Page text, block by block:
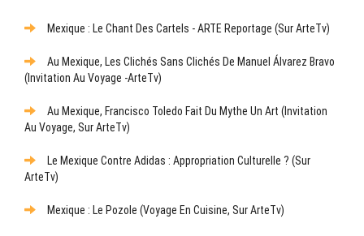
Mexique : Le Chant Des Cartels - ARTE Reportage (sur ArteTv)
Au Mexique, Les Clichés Sans Clichés De Manuel Álvarez Bravo
(Invitation Au Voyage -ArteTv)
Au Mexique, Francisco Toledo Fait Du Mythe Un Art (Invitation
Au Voyage, Sur ArteTv)
Le Mexique Contre Adidas : Appropriation Culturelle ? (sur
ArteTv)
Mexique : Le Pozole (Voyage En Cuisine, Sur ArteTv)